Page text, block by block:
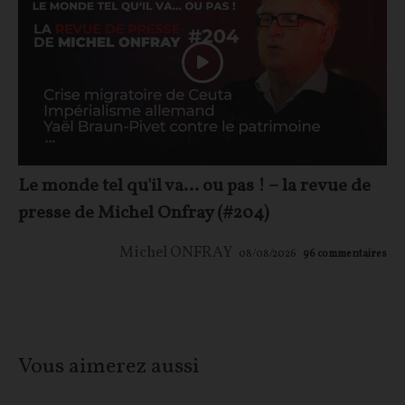
Le monde tel qu'il va… ou pas ! – la revue de
presse de Michel Onfray (#204)
Michel ONFRAY 08/08/2026 96 commentaires
Vous aimerez aussi